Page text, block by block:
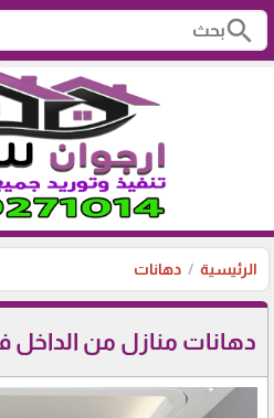
search
الرئيسية دهانات
دهانات منازل من الداخل في جدة